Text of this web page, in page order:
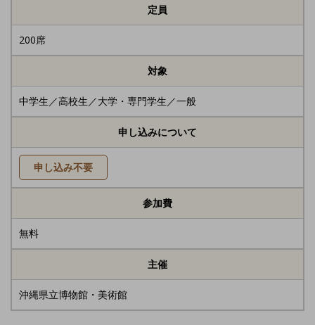
定員
200席
対象
中学生／高校生／大学・専門学生／一般
申し込みについて
申し込み不要
参加費
無料
主催
沖縄県立博物館・美術館